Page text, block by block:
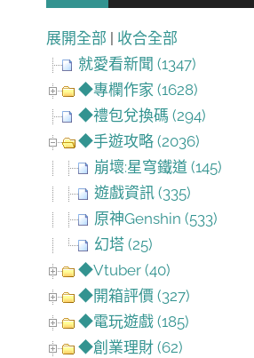
展開全部 | 收合全部
就愛看新聞 (1347)
◆專欄作家 (1628)
◆禮包兌換碼 (294)
◆手遊攻略 (2036)
崩壞:星穹鐵道 (145)
遊戲資訊 (335)
原神Genshin (533)
幻塔 (25)
◆Vtuber (40)
◆開箱評價 (327)
◆電玩遊戲 (185)
◆創業理財 (62)